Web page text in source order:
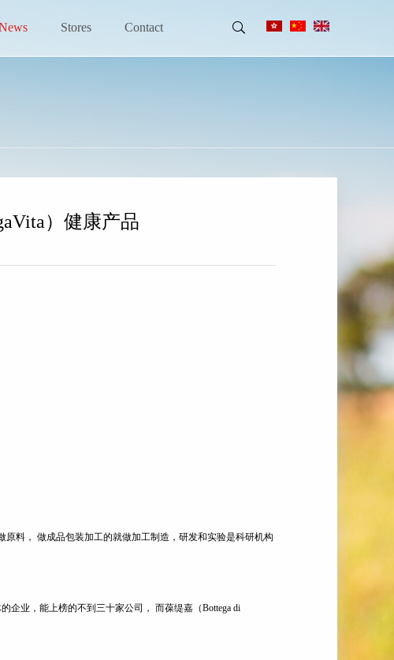
Stores Contact
）健康产品
料， 做成品包装加工的就做加工制造，研发和实验是科研机构
企业，能上榜的不到三十家公司， 而葆缇嘉（Bottega di